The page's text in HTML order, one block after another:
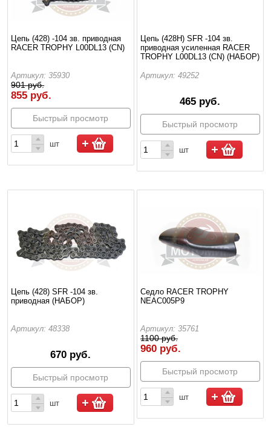
Цепь (428) -104 зв. приводная
RACER TROPHY L00DL13 (CN)
Артикул: 35930
901 руб.
855 руб.
Быстрый просмотр
шт
Цепь (428H) SFR -104 зв.
приводная усиленная RACER
TROPHY L00DL13 (CN) (НАБОР)
Артикул: 49252
465 руб.
Быстрый просмотр
шт
Цепь (428) SFR -104 зв.
приводная (НАБОР)
Артикул: 48338
670 руб.
Быстрый просмотр
шт
Седло RACER TROPHY
NEAC005P9
Артикул: 35761
1100 руб.
960 руб.
Быстрый просмотр
шт